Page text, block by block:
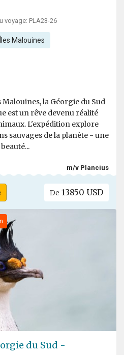
voyage: PLA23-26
Îles Malouines
la Géorgie du Sud
est un rêve devenu réalité
L'expédition explore
sauvages de la planète - une
m/v Plancius
De 13850 USD
du Sud -